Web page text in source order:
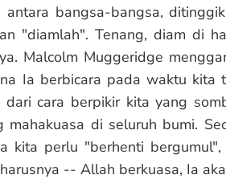
bangsa-bangsa,
"diamlah". Tenang, diam di
Malcolm Muggeridge
Ia berbicara pada waktu
cara berpikir kita yang
mahakuasa di seluruh bumi.
kita perlu "berhenti
-- Allah berkuasa, Ia